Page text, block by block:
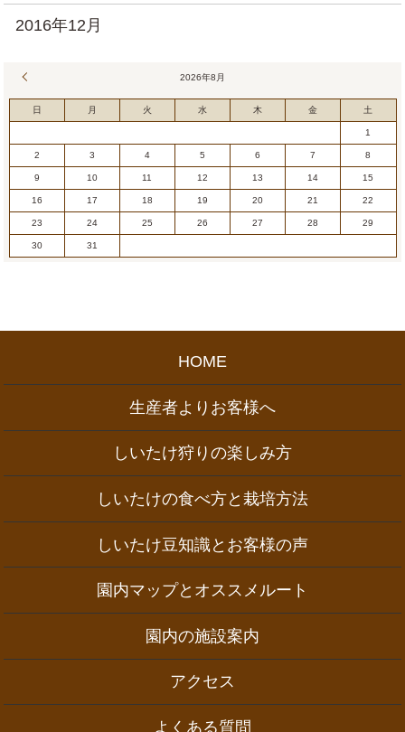
2016年12月
2026年8月
日 月 火 水 木 金 土
1
2 3 4 5 6 7 8
9 10 11 12 13 14 15
16 17 18 19 20 21 22
23 24 25 26 27 28 29
30 31
HOME
生産者よりお客様へ
しいたけ狩りの楽しみ方
しいたけの食べ方と栽培方法
しいたけ豆知識とお客様の声
園内マップとオススメルート
園内の施設案内
アクセス
よくある質問